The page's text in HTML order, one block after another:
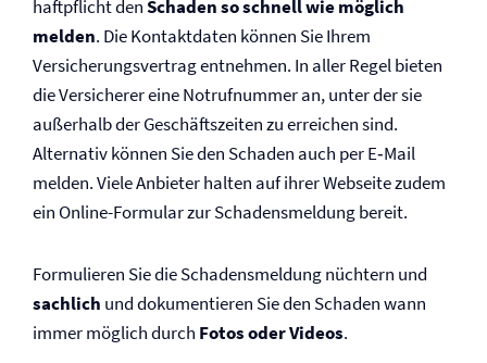
haftpflicht denSchaden so schnell wie möglich
melden. Die Kontaktdaten können Sie Ihrem
Versicherungsvertrag entnehmen. In aller Regel bieten
die Versicherer eine Notrufnummer an, unter der sie
außerhalb der Geschäftszeiten zu erreichen sind.
Alternativ können Sie den Schaden auch per E‑Mail
melden. Viele Anbieter halten auf ihrer Webseite zudem
ein Online-Formular zur Schadensmeldung bereit.
Formulieren Sie die Schadensmeldung nüchtern und
sachlich und dokumentieren Sie den Schaden wann
immer möglich durch Fotos oder Videos.